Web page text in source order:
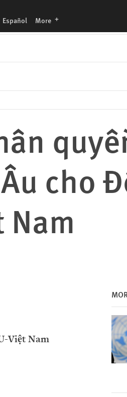
Español More languages
cho
Việt Nam